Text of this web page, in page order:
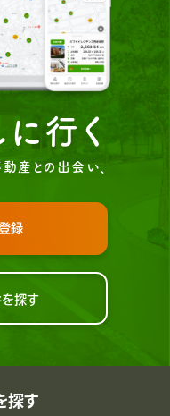
行く
産との出会い、
録
探す
探す